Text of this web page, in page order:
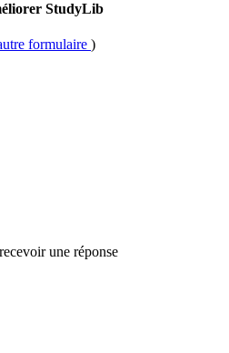
StudyLib
formulaire )
une réponse